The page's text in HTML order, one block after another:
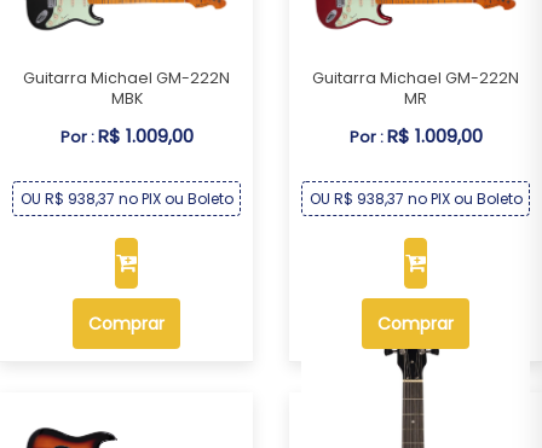
Guitarra Michael GM-222N
MBK
Por :R$ 1.009,00
OU R$ 938,37 no PIX ou Boleto
Comprar
Guitarra Michael GM-222N
MR
Por :R$ 1.009,00
OU R$ 938,37 no PIX ou Boleto
Comprar